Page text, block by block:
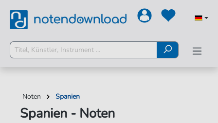
Noten Spanien
Spanien - Noten